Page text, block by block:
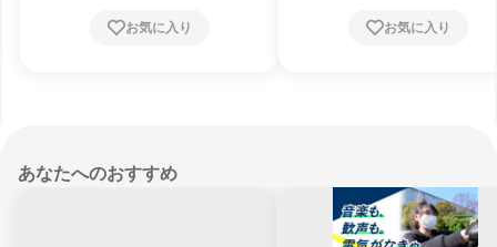
都府、大阪府、兵庫県、奈良県、鳥取県、島
根県、岡山県、広島県、山口県、徳島県、香
お気に入り
都府、大阪府、兵庫県、奈良県、鳥取
根県、岡山県、広島県、山口県、徳島
お気に入り
あなたへのおすすめ